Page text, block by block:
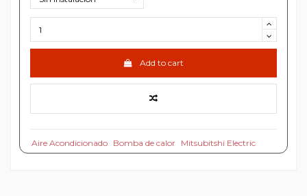
Add to cart
Aire Acondicionado Bomba de calor Mitsubitshi Electric